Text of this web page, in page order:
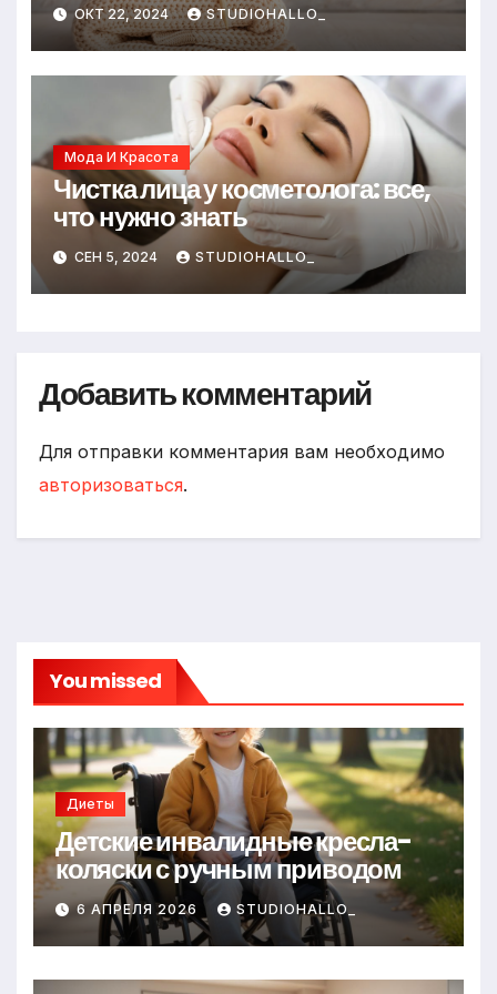
ОКТ 22, 2024 STUDIOHALLO_
Мода И Красота
Чистка лица у косметолога: все,
что нужно знать
СЕН 5, 2024 STUDIOHALLO_
Добавить комментарий
Для отправки комментария вам необходимо
авторизоваться.
You missed
Диеты
Детские инвалидные кресла-
коляски с ручным приводом
6 АПРЕЛЯ 2026 STUDIOHALLO_